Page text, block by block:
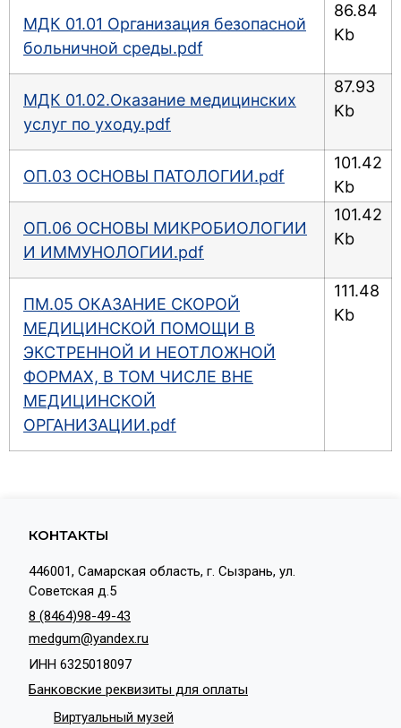
МДК 01.01 Организация безопасной
больничной среды.pdf
86.84
Kb
МДК 01.02.Оказание медицинских
услуг по уходу.pdf
87.93
Kb
ОП.03 ОСНОВЫ ПАТОЛОГИИ.pdf
101.42
Kb
ОП.06 ОСНОВЫ МИКРОБИОЛОГИИ
И ИММУНОЛОГИИ.pdf
101.42
Kb
ПМ.05 ОКАЗАНИЕ СКОРОЙ
МЕДИЦИНСКОЙ ПОМОЩИ В
ЭКСТРЕННОЙ И НЕОТЛОЖНОЙ
ФОРМАХ, В ТОМ ЧИСЛЕ ВНЕ
МЕДИЦИНСКОЙ
ОРГАНИЗАЦИИ.pdf
111.48
Kb
КОНТАКТЫ
446001, Самарская область, г. Сызрань, ул.
Советская д.5
8 (8464)98-49-43
medgum@yandex.ru
ИНН 6325018097
Банковские реквизиты для оплаты
Виртуальный музей